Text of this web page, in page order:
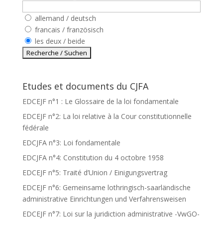
allemand / deutsch
francais / französisch
les deux / beide
Etudes et documents du CJFA
EDCEJF n°1 : Le Glossaire de la loi fondamentale
EDCEJF n°2: La loi relative à la Cour constitutionnelle
fédérale
EDCJFA n°3: Loi fondamentale
EDCJFA n°4: Constitution du 4 octobre 1958
EDCEJF n°5: Traité d’Union / Einigungsvertrag
EDCEJF n°6: Gemeinsame lothringisch-saarländische
administrative Einrichtungen und Verfahrensweisen
EDCEJF n°7: Loi sur la juridiction administrative -VwGO-